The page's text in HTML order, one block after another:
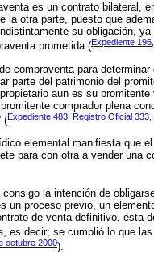
es un contrato bilateral,
la otra parte, puesto que
su obligación,
prometida (Expediente
compraventa para
parte del patrimonio del
aun es su
comprador plena
(Expediente 483, Registro Oficial
elemental manifiesta que
para con otra a vender una
la intención de
un proceso previo, un
de venta definitivo, ésta
es decir; se cumplió lo que
octubre 2000).